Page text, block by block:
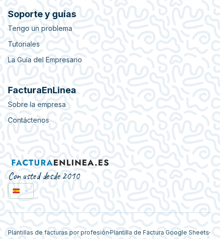
Soporte y guías
Tengo un problema
Tutoriales
La Guía del Empresario
FacturaEnLinea
Sobre la empresa
Contáctenos
Con usted desde 2010
Plantillas de facturas por profesión Plantilla de Factura Google Sheets